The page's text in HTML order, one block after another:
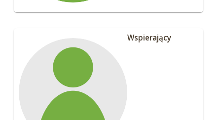
Wspierający